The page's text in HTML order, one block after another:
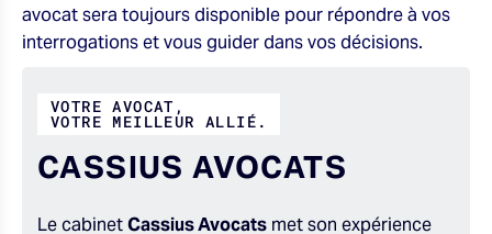
avocat sera toujours disponible pour répondre à vos
interrogations et vous guider dans vos décisions.
VOTRE AVOCAT,
VOTRE MEILLEUR ALLIÉ.
CASSIUS AVOCATS
Le cabinetCassius Avocats met son expérience